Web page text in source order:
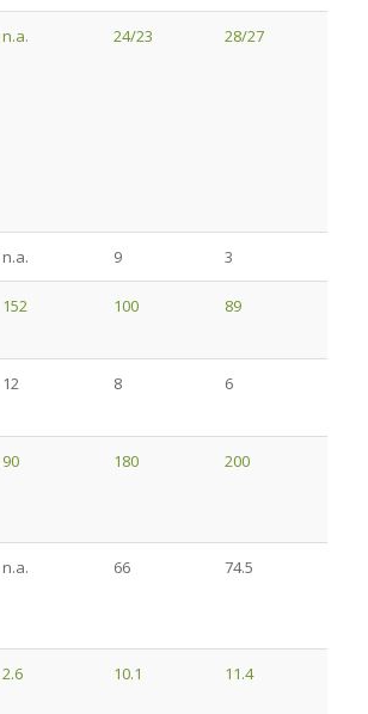
n.a. 24/23 28/27
n.a. 9 3
152 100 89
12 8 6
90 180 200
n.a. 66 74.5
2.6 10.1 11.4